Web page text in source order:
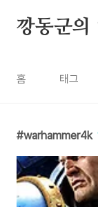
깡동군의
홈 태그
warhammer4k